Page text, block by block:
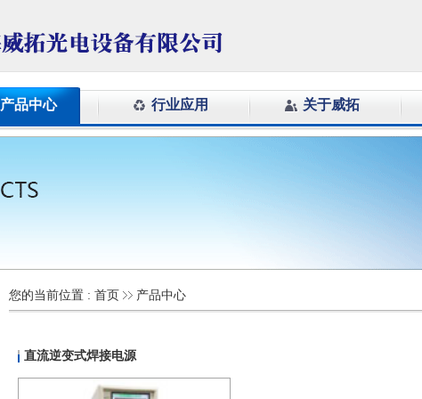
产品中心 行业应用 关于威拓
您的当前位置 : 首页 产品中心
直流逆变式焊接电源